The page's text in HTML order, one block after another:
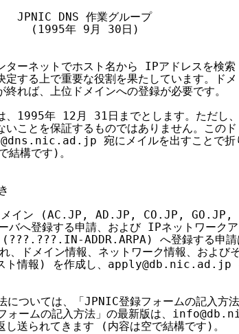
JPNIC DNS 作業グループ
(1995年 9月 30日)
ターネットでホスト名から IPアドレスを検索
定する上で重要な役割を果たしています。ドメ
れば、上位ドメインへの登録が必要です。
、1995年 12月 31日までとします。ただし
ことを保証するものではありません。このド
宛にメイルを出すことで折
結構です)。
メイン (AC.JP, AD.JP, CO.JP, GO.JP,
バへ登録する申請、および IPネットワークア
(???.???.IN-ADDR.ARPA) へ登録する申請
ドメイン情報、ネットワーク情報、および
スト情報) を作成し、apply@db.nic.ad.jp
ついては、「JPNIC登録フォームの記入方法
フォームの記入方法」の最新版は、
し送られてきます (内容は空で結構です)。